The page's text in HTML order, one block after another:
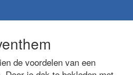
de voordelen van een